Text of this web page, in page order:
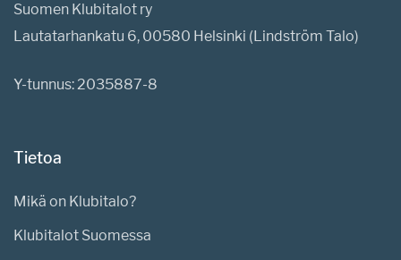
Suomen Klubitalot ry
Lautatarhankatu 6, 00580 Helsinki (Lindström Talo)
Y-tunnus: 2035887-8
Tietoa
Mikä on Klubitalo?
Klubitalot Suomessa